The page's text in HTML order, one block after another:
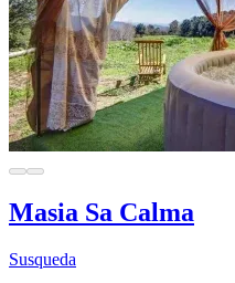
Masia Sa Calma
Susqueda